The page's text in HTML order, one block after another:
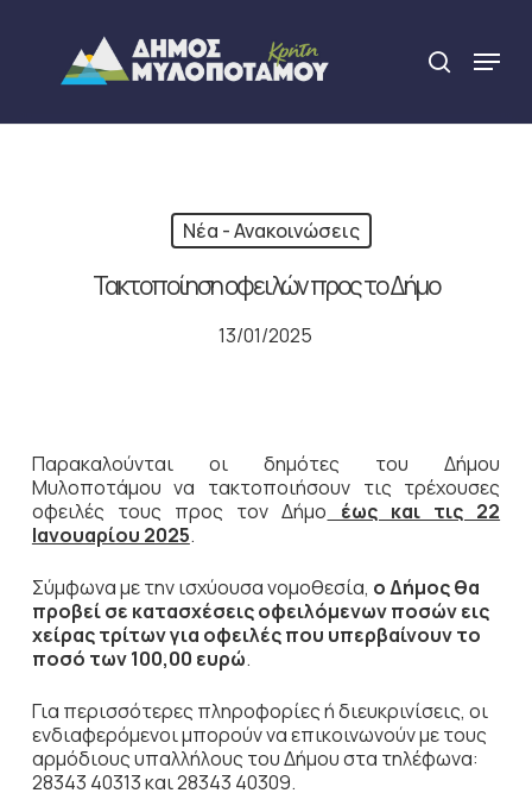
content
search
Menu
Νέα - Ανακοινώσεις
Τακτοποίηση οφειλών προς το Δήμο
13/01/2025
Παρακαλούνται οι δημότες του Δήμου
Μυλοποτάμου να τακτοποιήσουν τις τρέχουσες
οφειλές τους προς τον Δήμο έως και τις 22
Ιανουαρίου 2025.
Σύμφωνα με την ισχύουσα νομοθεσία, ο Δήμος θα
προβεί σε κατασχέσεις οφειλόμενων ποσών εις
χείρας τρίτων για οφειλές που υπερβαίνουν το
ποσό των 100,00 ευρώ.
Για περισσότερες πληροφορίες ή διευκρινίσεις, οι
ενδιαφερόμενοι μπορούν να επικοινωνούν με τους
αρμόδιους υπαλλήλους του Δήμου στα τηλέφωνα:
28343 40313 και 28343 40309.
Close